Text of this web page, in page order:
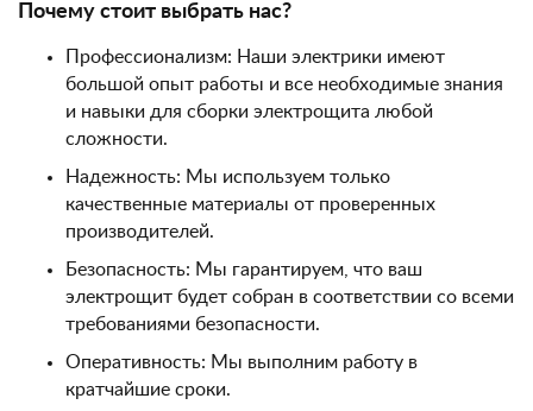
Почему стоит выбрать нас?
Профессионализм: Наши электрики имеют
большой опыт работы и все необходимые знания
и навыки для сборки электрощита любой
сложности.
Надежность: Мы используем только
качественные материалы от проверенных
производителей.
Безопасность: Мы гарантируем, что ваш
электрощит будет собран в соответствии со всеми
требованиями безопасности.
Оперативность: Мы выполним работу в
кратчайшие сроки.